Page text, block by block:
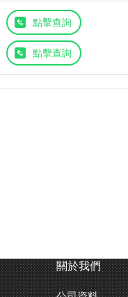
點擊查詢
點擊查詢
關於我們